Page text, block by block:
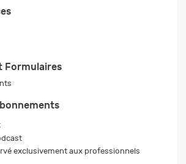
Formulaires
exclusivement aux professionnels